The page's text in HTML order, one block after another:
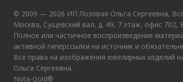
© 2009 — 2026 ИП Лозовая Ольга Сергеевна,
Москва, Сущевский вал, д. 49, 7 этаж, офис 702,
Полное или частичное воспроизведение
активной гиперссылки на источник и
Все права на изображения ювелирных изделий
Ольга Сергеевна.
Nota-Gold®